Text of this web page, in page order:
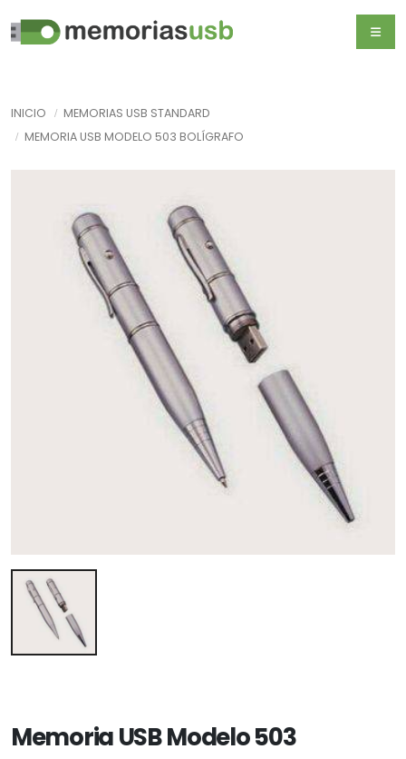
INICIO
MEMORIAS USB STANDARD
MEMORIA USB MODELO 503 BOLÍGRAFO
Memoria USB Modelo 503